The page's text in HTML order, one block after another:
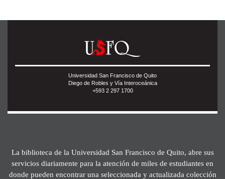
Universidad San Francisco de Quito
Diego de Robles y Vía Interoceánica
+593 2 297 1700
La biblioteca de la Universidad San Francisco de Quito, abre sus
servicios diariamente para la atención de miles de estudiantes en
donde pueden encontrar una seleccionada y actualizada colección